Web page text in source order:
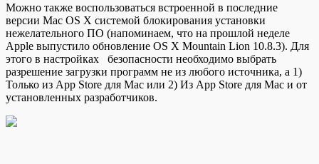
Можно также воспользоваться встроенной в последние
версии Mac OS X системой блокирования установки
нежелательного ПО (напоминаем, что на прошлой неделе
Apple выпустило обновление OS X Mountain Lion 10.8.3). Для
этого в настройках безопасности необходимо выбрать
разрешение загрузки программ не из любого источника, а 1)
Только из App Store для Mac или 2) Из App Store для Mac и от
установленных разработчиков.